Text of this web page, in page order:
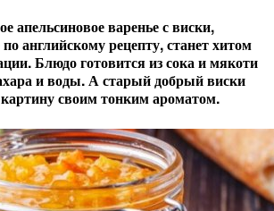
апельсиновое варенье с виски,
английскому рецепту, станет хитом
Блюдо готовится из сока и мякоти
и воды. А старый добрый виски
своим тонким ароматом.